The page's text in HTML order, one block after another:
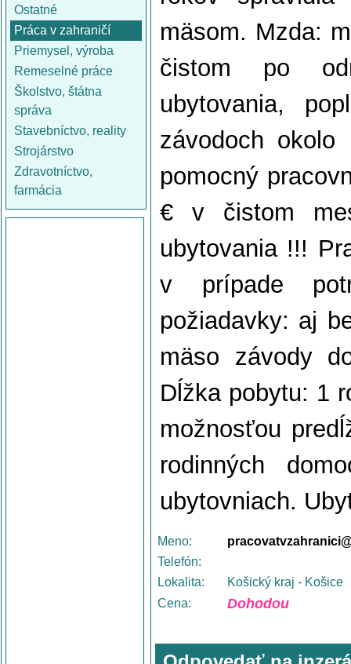
Ostatné
Práca v zahraničí
Priemysel, výroba
Remeselné práce
Školstvo, štátna
správa
Stavebníctvo, reality
Strojárstvo
Zdravotníctvo,
farmácia
mäsom. Mzda:
čistom po
ubytovania,
závodoch
pomocný
€ v čistom
ubytovania !!!
v prípade
požiadavky: aj
mäso závody
Dĺžka pobytu: 1
možnosťou
rodinných
ubytovniach.
Meno:
Telefón:
Lokalita:
Košický kraj - Košice
Cena:
Dohodou